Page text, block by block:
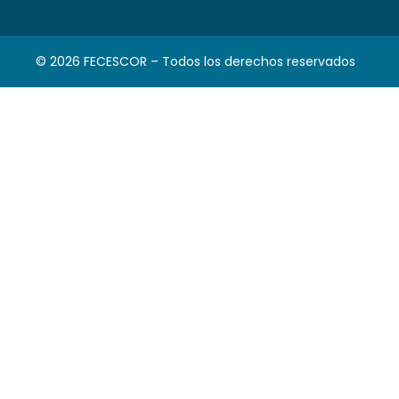
© 2026 FECESCOR – Todos los derechos reservados